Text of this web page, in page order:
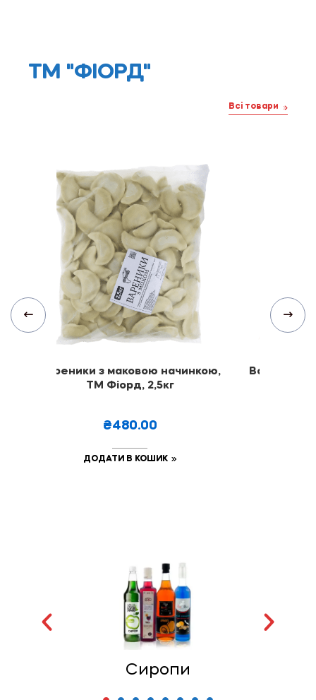
ТМ "ФІОРД"
Всі товари
Вареники з маковою начинкою,
ТМ Фіорд, 2,5кг
₴480.00
ДОДАТИ В КОШИК
Вареники
Топінги